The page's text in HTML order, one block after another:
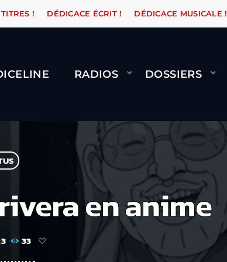
ORANGE ROAD QUI PASSE, ÇA LE FAIT !
! DÉDICACE ÉCRIT ! DÉDICACE MUSICALE !
RADIOS DOSSIERS
en anime
33